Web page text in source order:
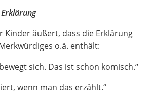
Kinder äußert, dass die Erklärung
o.ä. enthält:
sich. Das ist schon komisch.“
wenn man das erzählt.“